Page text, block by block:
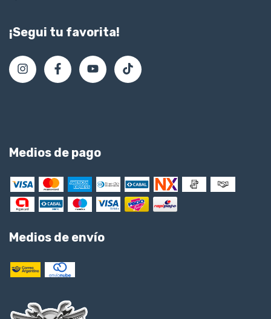
¡Segui tu favorita!
Medios de pago
Medios de envío